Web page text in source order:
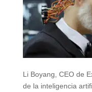
Li Boyang, CEO de
de la inteligencia